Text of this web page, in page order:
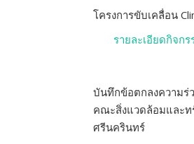
โครงการขับเคลื่อน
รายละเอียดกิจกร
บันทึกข้อตกลงความร่
คณะสิ่งแวดล้อมและท
ศรีนครินทร์